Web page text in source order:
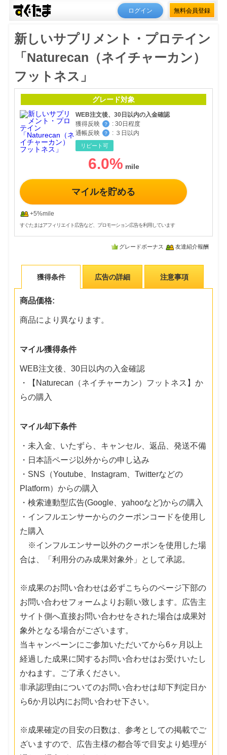
ログイン 無料会員登録
新しいサプリメント・プロテイン
「Naturecan（ネイチャーカン）
フットネス」
グレード対象
WEB注文後、30日以内の入金確認
獲得反映
？ : 30日程度
通帳反映
？ : ３日以内
リピート可
6.0%
マイルを貯める
+5%mile
すぐたまはアフィリエイト広告など、プロモーション広告を利用しています
グレードボーナス 友達紹介報酬
獲得条件 広告の詳細 注意事項
商品価格:
商品により異なります。
マイル獲得条件
WEB注文後、30日以内の入金確認
・【Naturecan（ネイチャーカン）フットネス】か
らの購入
マイル却下条件
・未入金、いたずら、キャンセル、返品、発送不備
・日本語ページ以外からの申し込み
・SNS（Youtube、Instagram、Twitterなどの
Platform）からの購入
・検索連動型広告(Google、yahooなど)からの購入
・インフルエンサーからのクーポンコードを使用し
た購入
※インフルエンサー以外のクーポンを使用した場
合は、「利用分のみ成果対象外」として承認。
※成果のお問い合わせは必ずこちらのページ下部の
お問い合わせフォームよりお願い致します。広告主
サイト側へ直接お問い合わせをされた場合は成果対
象外となる場合がございます。
当キャンペーンにご参加いただいてから6ヶ月以上
経過した成果に関するお問い合わせはお受けいたし
かねます。ご了承ください。
非承認理由についてのお問い合わせは却下判定日か
ら6か月以内にお問い合わせ下さい。
※成果確定の目安の日数は、参考としての掲載でご
ざいますので、広告主様の都合等で目安より処理が